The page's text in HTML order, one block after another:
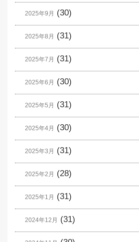
2025年9月 (30)
2025年8月 (31)
2025年7月 (31)
2025年6月 (30)
2025年5月 (31)
2025年4月 (30)
2025年3月 (31)
2025年2月 (28)
2025年1月 (31)
2024年12月 (31)